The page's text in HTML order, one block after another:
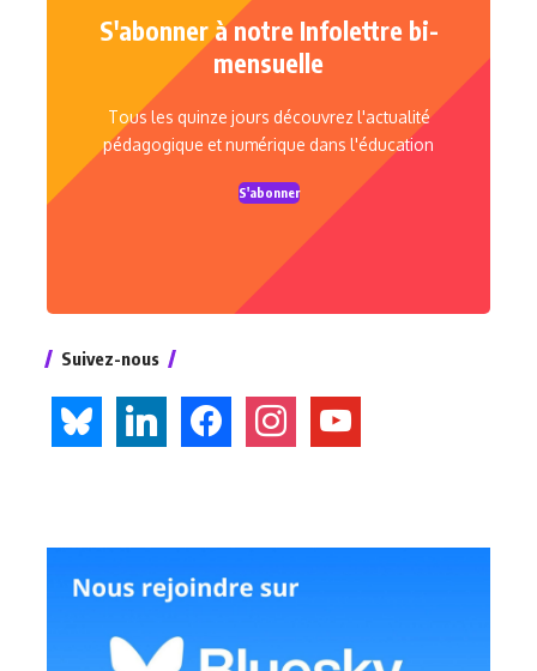
S'abonner à notre Infolettre bi-
mensuelle
Tous les quinze jours découvrez l'actualité
pédagogique et numérique dans l'éducation
S'abonner
Suivez-nous